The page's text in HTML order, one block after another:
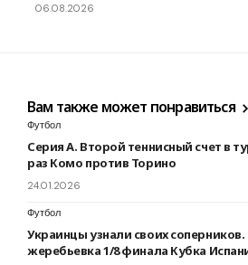
06.08.2026
Вам также может понравиться
Футбол
Серия А. Второй теннисный счет в
раз Комо против Торино
24.01.2026
Футбол
Украинцы узнали своих соперников.
жеребьевка 1/8 финала Кубка